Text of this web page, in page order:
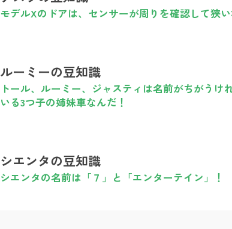
モデルXのドアは、センサーが周りを確認して狭
ルーミーの豆知識
トール、ルーミー、ジャスティは名前がちがうけ
いる3つ子の姉妹車なんだ！
シエンタの豆知識
シエンタの名前は「７」と「エンターテイン」！